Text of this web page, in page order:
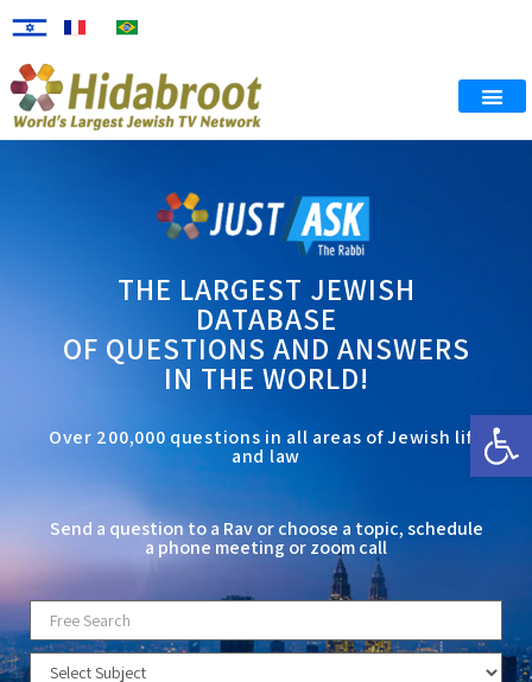
THE LARGEST JEWISH
DATABASE
OF QUESTIONS AND ANSWERS
IN THE WORLD!
Over 200,000 questions in all areas of Jewish life
and law
Send a question to a Rav or choose a topic, schedule
a phone meeting or zoom call